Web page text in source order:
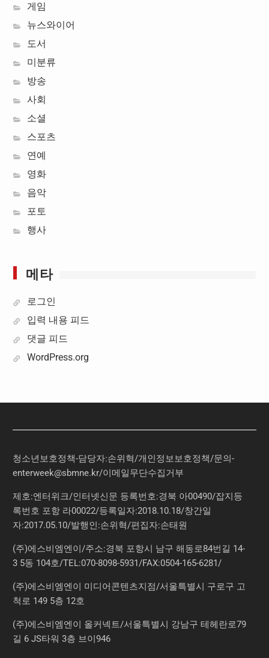
게임
뉴스와이어
도서
미분류
방송
사회
소셜
스포츠
연예
영화
음악
포토
행사
메타
로그인
입력 내용 피드
댓글 피드
WordPress.org
청소년보호정책-담당자:손위혁/개인정보보호정책/문의-
enterweek@sbmne.kr/이메일무단수집거부
제호:엔터위크/인터넷신문 등록번호:경북 아00490/잡지등
록번호 포항 라00022/등록일자:2018.10.18/창간일
자:2017.05.10/발행인:손위혁/편집자:손태원
(주)에스비엠엔이/주소:경북 포항시 남구 해동로84번길 14-
3 5동 104호/TEL:070-8098-5931/FAX:0504-165-6281/
(주)에스비엠엔이 미디어콘텐츠지점/서울특별시 구로구 고
척로 149 5층 12호
(주)에스비엠엔이 올커넥트/서울특별시 강남구 테헤란로79
길 6 JS타워 3층 브이946